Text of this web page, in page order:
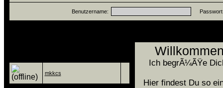
Benutzername:
mkkcs
Ich begrÃ¼ÃŸe
Hier findest Du so